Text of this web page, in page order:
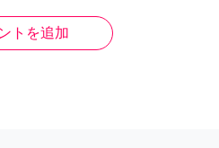
トを追加